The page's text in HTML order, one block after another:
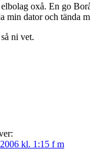
oxå. En go
min dator och tända
ni vet.
kl. 1:15 f m